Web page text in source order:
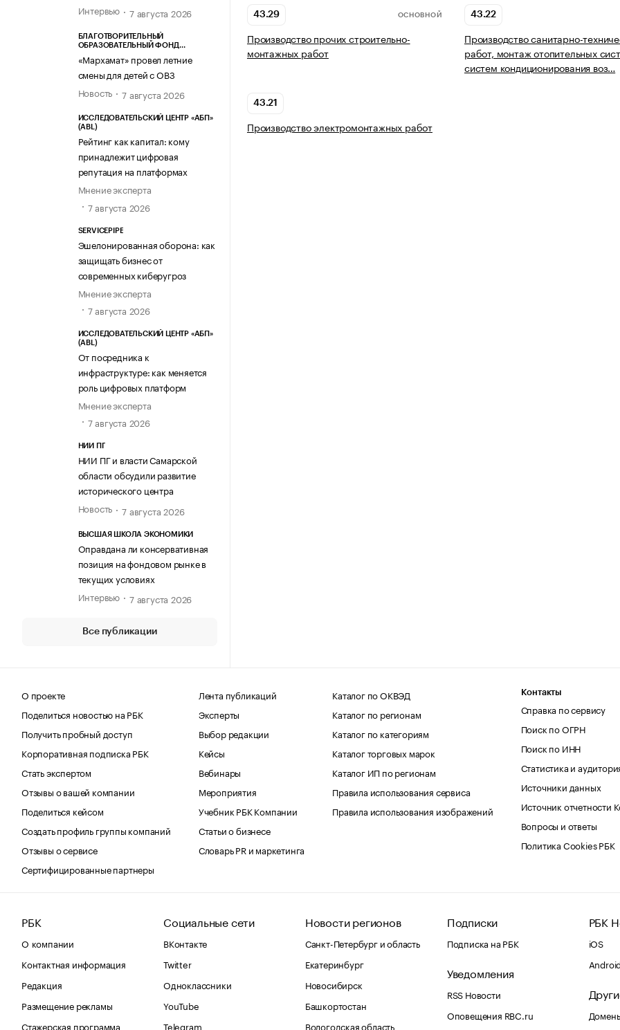
Интервью
7 августа 2026
БЛАГОТВОРИТЕЛЬНЫЙ
ОБРАЗОВАТЕЛЬНЫЙ ФОНД
«Мархамат» провел летние
смены для детей с ОВЗ
Новость
7 августа 2026
ИССЛЕДОВАТЕЛЬСКИЙ ЦЕНТР «АБП»
(ABL)
Рейтинг как капитал: кому
принадлежит цифровая
репутация на платформах
Мнение эксперта
7 августа 2026
SERVICEPIPE
Эшелонированная оборона: как
защищать бизнес от
современных киберугроз
Мнение эксперта
7 августа 2026
ИССЛЕДОВАТЕЛЬСКИЙ ЦЕНТР «АБП»
(ABL)
От посредника к
инфраструктуре: как меняется
роль цифровых платформ
Мнение эксперта
7 августа 2026
НИИ ПГ
НИИ ПГ и власти Самарской
области обсудили развитие
исторического центра
Новость
7 августа 2026
ВЫСШАЯ ШКОЛА ЭКОНОМИКИ
Оправдана ли консервативная
позиция на фондовом рынке в
текущих условиях
Интервью
7 августа 2026
Все публикации
43.29 ОСНОВНОЙ
Производство прочих строительно-
монтажных работ
43.22
Производство санитарно-
работ, монтаж отопительных
систем кондиционирования воз…
43.21
Производство электромонтажных работ
О проекте
Поделиться новостью на РБК
Получить пробный доступ
Корпоративная подписка РБК
Стать экспертом
Отзывы о вашей компании
Поделиться кейсом
Создать профиль группы компаний
Отзывы о сервисе
Сертифицированные партнеры
Лента публикаций
Эксперты
Выбор редакции
Кейсы
Вебинары
Мероприятия
Учебник РБК Компании
Статьи о бизнесе
Словарь PR и маркетинга
Каталог по ОКВЭД
Каталог по регионам
Каталог по категориям
Каталог торговых марок
Каталог ИП по регионам
Правила использования сервиса
Правила использования изображений
Контакты
Справка по сервису
Поиск по ОГРН
Поиск по ИНН
Статистика и
Источники данных
Источник отчетности
Вопросы и ответы
Политика Cookies РБК
РБК
О компании
Контактная информация
Редакция
Размещение рекламы
Стажерская программа
Социальные сети
ВКонтакте
Twitter
Одноклассники
YouTube
Telegram
Новости регионов
Санкт-Петербург и область
Екатеринбург
Новосибирск
Башкортостан
Вологодская область
Подписки
Подписка на РБК
Уведомления
RSS Новости
Оповещения RBC.ru
РБК
iOS